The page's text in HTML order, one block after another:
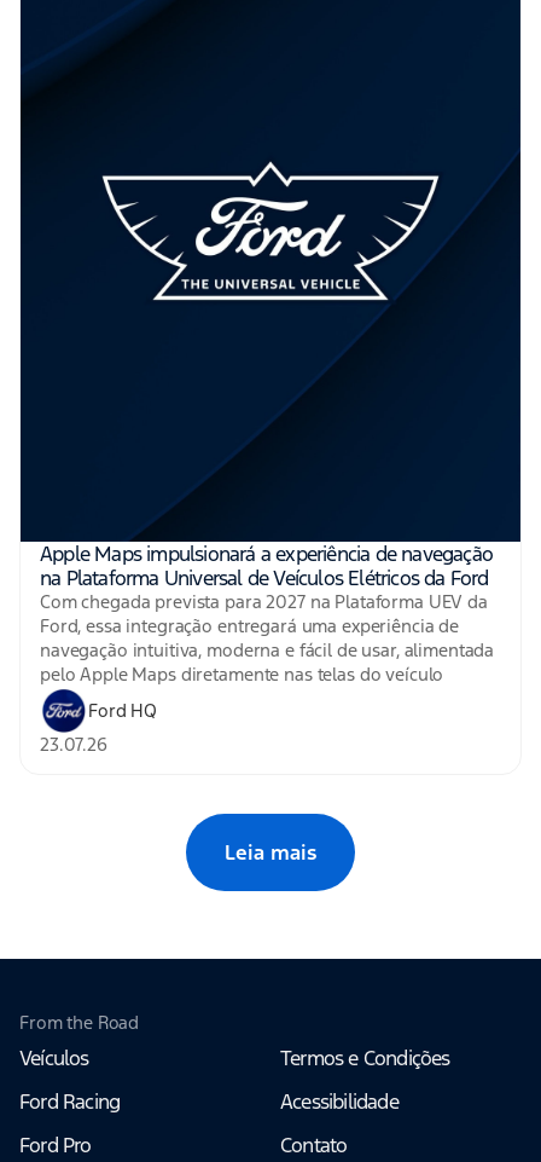
Apple Maps impulsionará a experiência de navegação
na Plataforma Universal de Veículos Elétricos da Ford
Com chegada prevista para 2027 na Plataforma UEV da
Ford, essa integração entregará uma experiência de
navegação intuitiva, moderna e fácil de usar, alimentada
pelo Apple Maps diretamente nas telas do veículo
Ford HQ
23.07.26
Leia mais
From the Road
Veículos
Ford Racing
Ford Pro
Termos e Condições
Acessibilidade
Contato